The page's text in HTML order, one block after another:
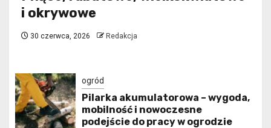
i okrywowe
30 czerwca, 2026 Redakcja
ogród
Pilarka akumulatorowa – wygoda,
mobilność i nowoczesne
podejście do pracy w ogrodzie